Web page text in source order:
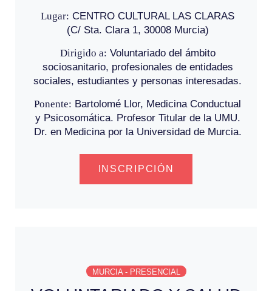
Lugar: CENTRO CULTURAL LAS CLARAS
(C/ Sta. Clara 1, 30008 Murcia)
Dirigido a: Voluntariado del ámbito
sociosanitario, profesionales de entidades
sociales, estudiantes y personas interesadas.
Ponente: Bartolomé Llor, Medicina Conductual
y Psicosomática. Profesor Titular de la UMU.
Dr. en Medicina por la Universidad de Murcia.
INSCRIPCIÓN
MURCIA - PRESENCIAL